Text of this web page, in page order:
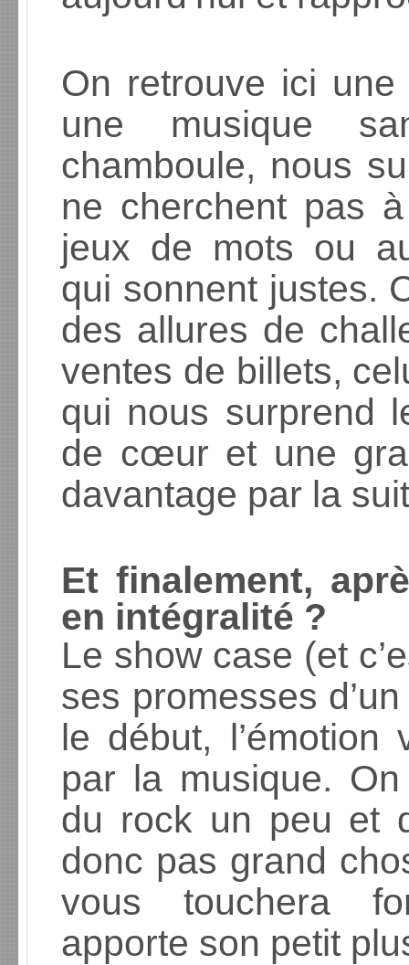
On retrouve ici
une musique
chamboule, nous
ne cherchent pas
jeux de mots ou
qui sonnent justes.
des allures de
ventes de billets,
qui nous surprend
de cœur et une
davantage par la
Et finalement,
en intégralité ?
Le show case (et
ses promesses
le début,
par la musique.
du rock un peu et
donc pas grand
vous touchera
apporte son petit